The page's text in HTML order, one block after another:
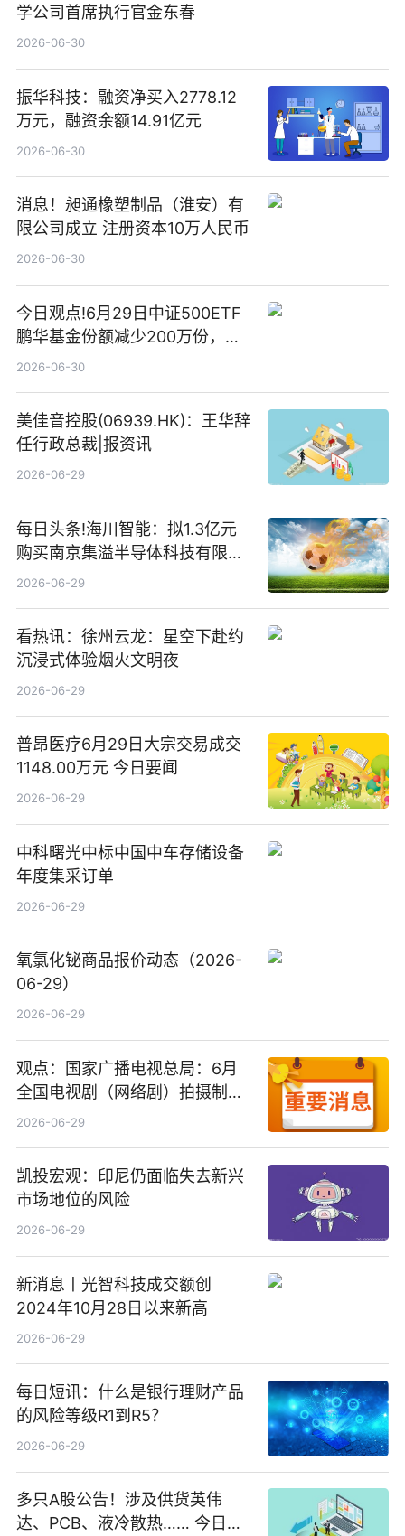
学公司首席执行官金东春
2026-06-30
振华科技：融资净买入2778.12
万元，融资余额14.91亿元
2026-06-30
消息！昶通橡塑制品（淮安）有
限公司成立 注册资本10万人民币
2026-06-30
今日观点!6月29日中证500ETF
鹏华基金份额减少200万份，重
仓股亨通光电、赤峰黄金、佰维
2026-06-30
美佳音控股(06939.HK)：王华辞
任行政总裁|报资讯
2026-06-29
每日头条!海川智能：拟1.3亿元
购买南京集溢半导体科技有限公
司15.3%股权
2026-06-29
看热讯：徐州云龙：星空下赴约
沉浸式体验烟火文明夜
2026-06-29
普昂医疗6月29日大宗交易成交
1148.00万元 今日要闻
2026-06-29
中科曙光中标中国中车存储设备
年度集采订单
2026-06-29
氧氯化铋商品报价动态（2026-
06-29）
2026-06-29
观点：国家广播电视总局：6月
全国电视剧（网络剧）拍摄制作
备案公示剧目197部
2026-06-29
凯投宏观：印尼仍面临失去新兴
市场地位的风险
2026-06-29
新消息丨光智科技成交额创
2024年10月28日以来新高
2026-06-29
每日短讯：什么是银行理财产品
的风险等级R1到R5？
2026-06-29
多只A股公告！涉及供货英伟
达、PCB、液冷散热…… 今日快